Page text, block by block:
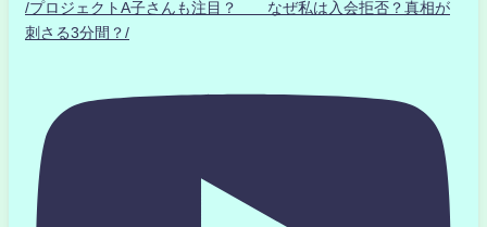
/プロジェクトA子さんも注目？ なぜ私は入会拒否？真相が
刺さる3分間？/